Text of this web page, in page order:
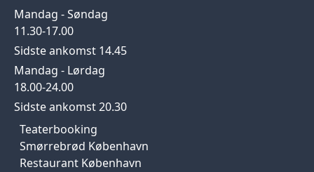
Mandag - Søndag
11.30-17.00
Sidste ankomst 14.45
Mandag - Lørdag
18.00-24.00
Sidste ankomst 20.30
Teaterbooking
Smørrebrød København
Restaurant København